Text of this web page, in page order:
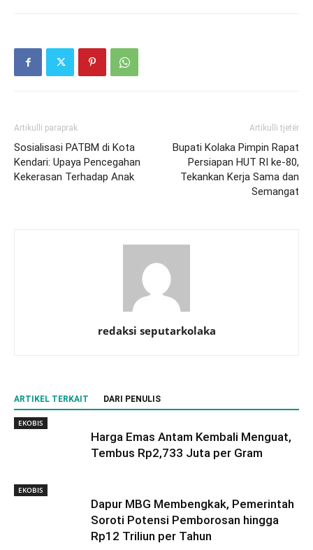
Artikulli paraprak
Sosialisasi PATBM di Kota
Kendari: Upaya Pencegahan
Kekerasan Terhadap Anak
Artikulli tjetër
Bupati Kolaka Pimpin Rapat
Persiapan HUT RI ke-80,
Tekankan Kerja Sama dan
Semangat
redaksi seputarkolaka
ARTIKEL TERKAIT DARI PENULIS
EKOBIS
Harga Emas Antam Kembali Menguat,
Tembus Rp2,733 Juta per Gram
EKOBIS
Dapur MBG Membengkak, Pemerintah
Soroti Potensi Pemborosan hingga
Rp12 Triliun per Tahun